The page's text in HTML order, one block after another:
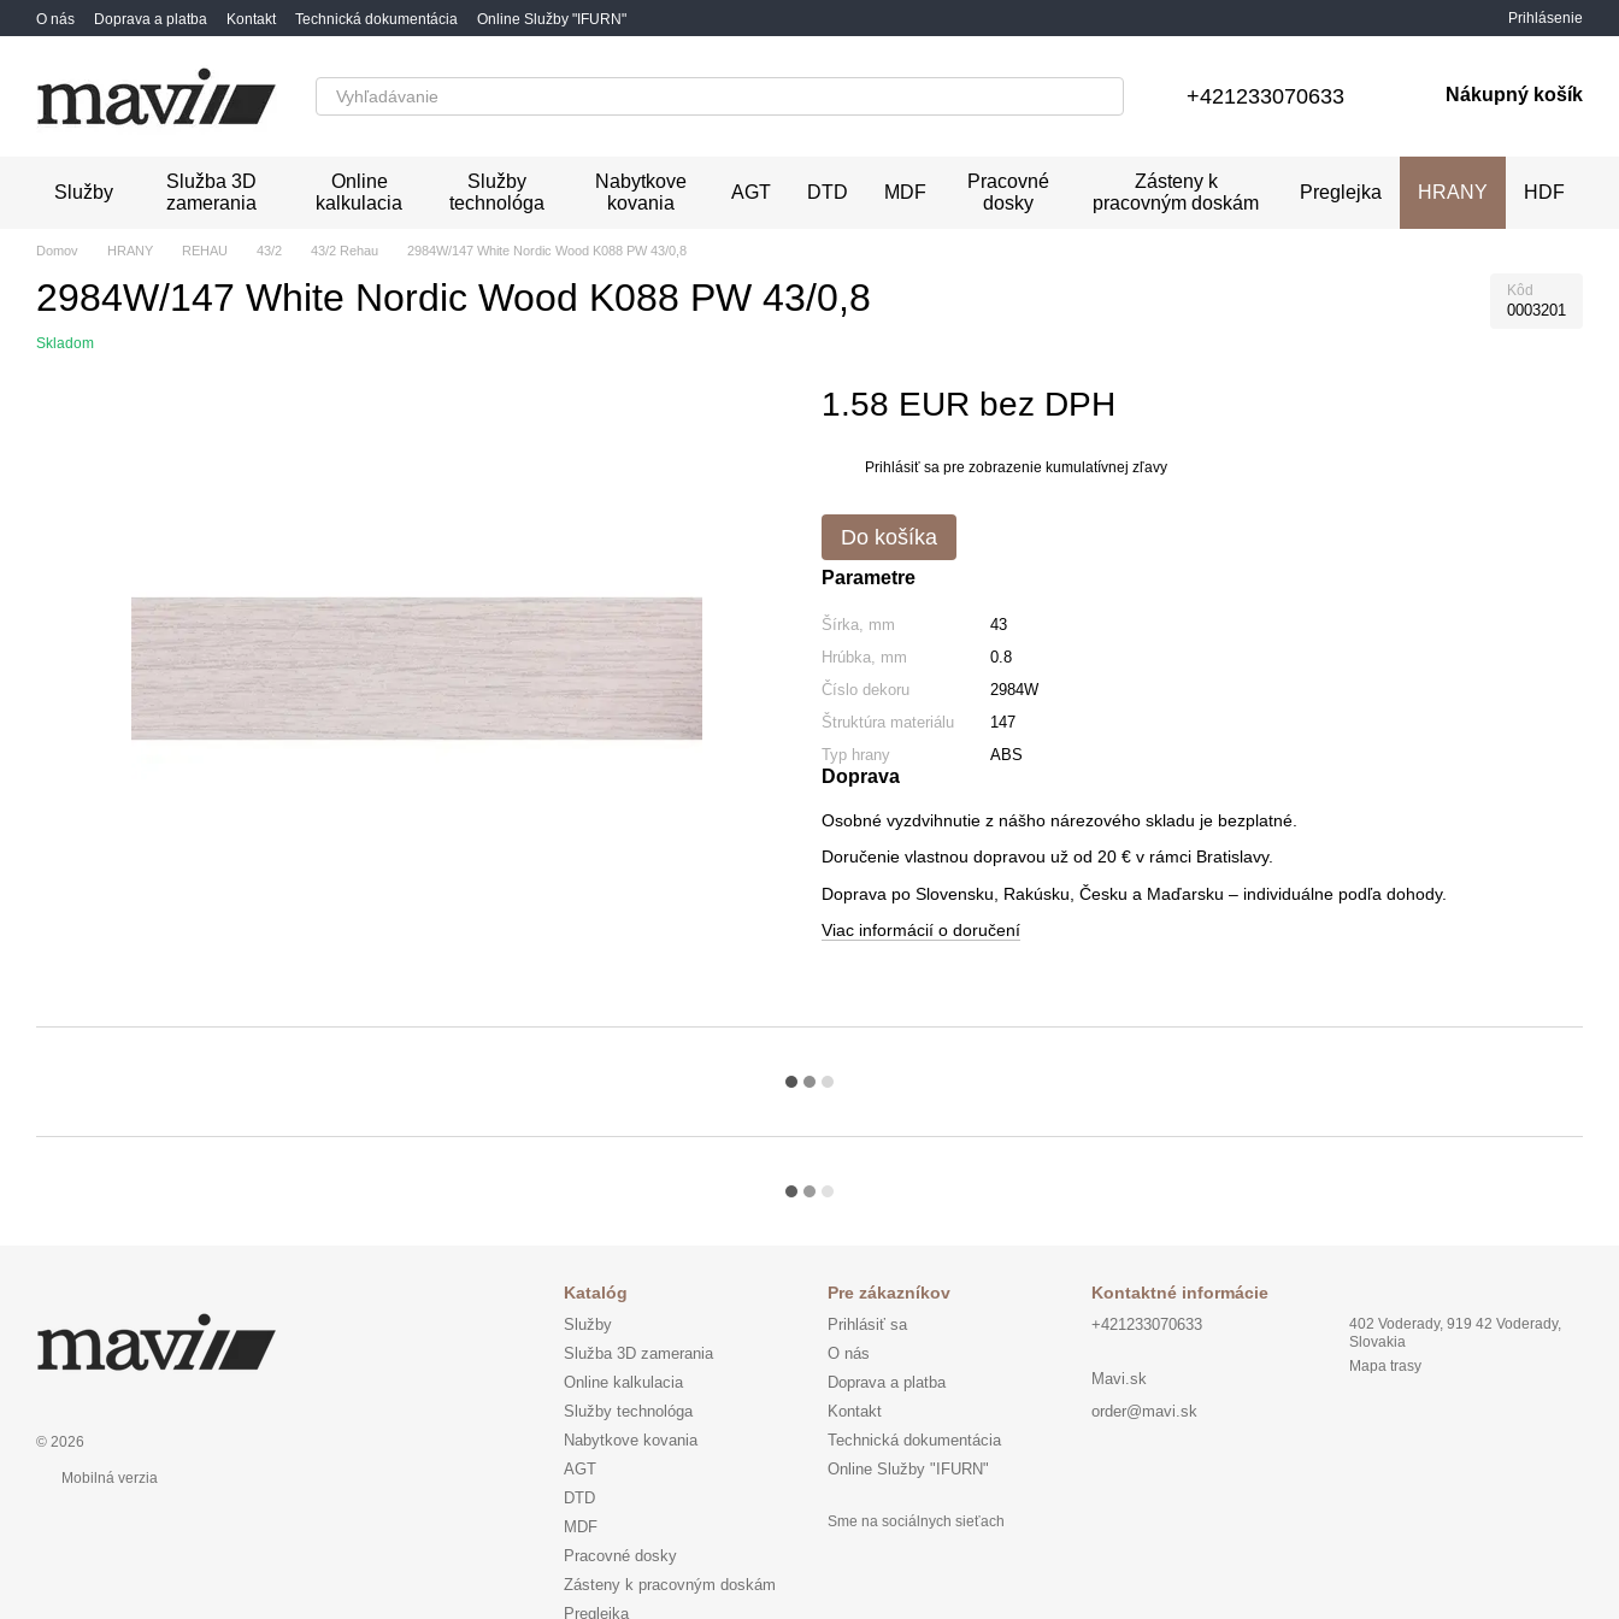
Перейти к основному контенту
O nás Doprava a platba Kontakt Technická dokumentácia Online Služby "IFURN" Prihlásenie
+421233070633 Nákupný košík
Služby
Služba 3D
zamerania
Online
kalkulacia
Služby
technológa
Nabytkove
kovania
AGT DTD MDF
Pracovné
dosky
Zásteny k
pracovným doskám
Preglejka HRANY HDF
Domov HRANY REHAU 43/2 43/2 Rehau 2984W/147 White Nordic Wood K088 PW 43/0,8
2984W/147 White Nordic Wood K088 PW 43/0,8 Kôd
0003201
Skladom
1.58 EUR bez DPH
Prihlásiť sa pre zobrazenie kumulatívnej zľavy
Do košíka
Parametre
Šírka, mm
43
Hrúbka, mm
0.8
Číslo dekoru
2984W
Štruktúra materiálu
147
Typ hrany
ABS
Doprava
Osobné vyzdvihnutie z nášho nárezového skladu je bezplatné.
Doručenie vlastnou dopravou už od 20 € v rámci Bratislavy.
Doprava po Slovensku, Rakúsku, Česku a Maďarsku – individuálne podľa dohody.
Viac informácií o doručení
© 2026
Mobilná verzia
Katalóg
Služby
Služba 3D zamerania
Online kalkulacia
Služby technológa
Nabytkove kovania
AGT
DTD
MDF
Pracovné dosky
Zásteny k pracovným doskám
Preglejka
Pre zákazníkov
Prihlásiť sa
O nás
Doprava a platba
Kontakt
Technická dokumentácia
Online Služby "IFURN"
Sme na sociálnych sieťach
Kontaktné informácie
+421233070633
Mavi.sk
order@mavi.sk
402 Voderady, 919 42 Voderady,
Slovakia
Mapa trasy